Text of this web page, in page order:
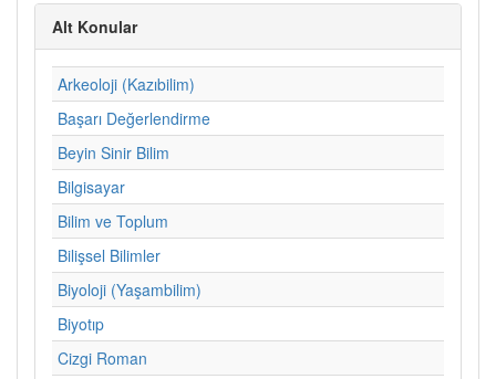
Alt Konular
Arkeoloji (Kazıbilim)
Başarı Değerlendirme
Beyin Sinir Bilim
Bilgisayar
Bilim ve Toplum
Bilişsel Bilimler
Biyoloji (Yaşambilim)
Biyotıp
Cizgi Roman